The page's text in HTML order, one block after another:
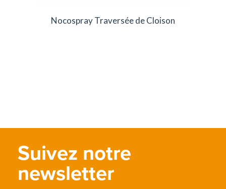
Nocospray Traversée de Cloison
Suivez notre
newsletter